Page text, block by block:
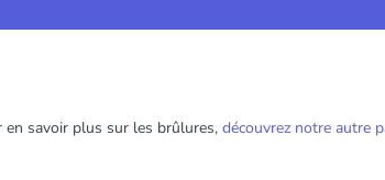
en savoir plus sur les brûlures, découvrez notre autre